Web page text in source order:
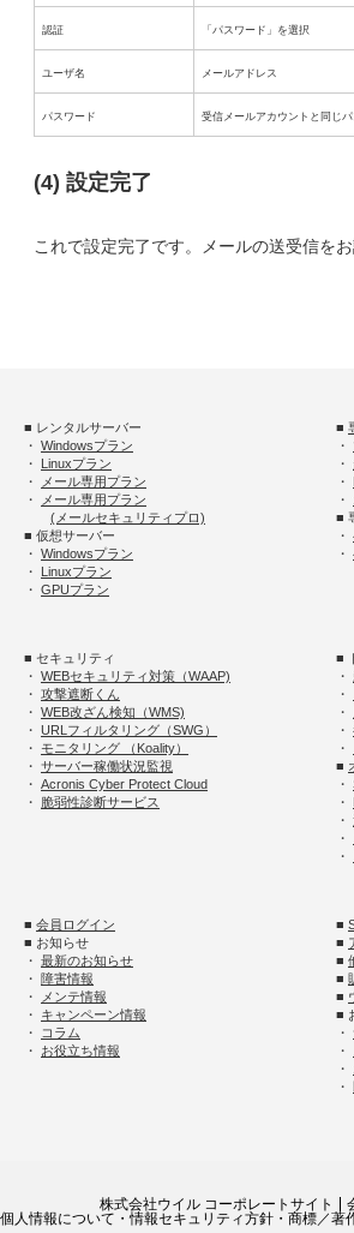
認証 「パスワード」を選択
ユーザ名 メールアドレス
パスワード 受信メールアカウントと同じ
(4) 設定完了
これで設定完了です。メールの送受信をお
■ レンタルサーバー ■
・ Windowsプラン ・
・ Linuxプラン ・
・
メール専用プラン ・
・
メール専用プラン ・
(メールセキュリティプロ)
■
■ 仮想サーバー
・
・ Windowsプラン ・
・ Linuxプラン
・ GPUプラン
■ セキュリティ
■
・ WEBセキュリティ対策（WAAP) ・
・ 攻撃遮断くん ・
・ WEB改ざん検知（WMS) ・
・ URLフィルタリング（SWG） ・
・ モニタリング （Koality） ・
・ サーバー稼働状況監視 ■
・ Acronis Cyber Protect Cloud ・
・ 脆弱性診断サービス ・
・
・
・
■ 会員ログイン ■
■ お知らせ
■
・ 最新のお知らせ ■
・ 障害情報 ■
・
メンテ情報 ■
・ キャンペーン情報
■
・
コラム ・
・ お役立ち情報 ・
・
・
株式会社ウイル コーポレートサイト
個人情報について・情報セキュリティ方針・商標／著